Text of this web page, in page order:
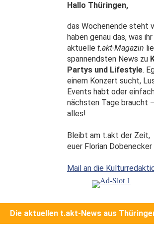
Hallo Thüringen,
das Wochenende steht
haben genau das, was
aktuelle t.akt-Magazin
spannendsten News zu
Partys und Lifestyle.
einem Konzert sucht,
Events habt oder
nächsten Tage braucht
alles!
Bleibt am t.akt der Zeit,
euer Florian Dobenecker
Mail an die
Die aktuellen t.akt-News aus